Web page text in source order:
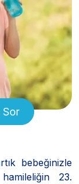
Sor
bebeğinizle
23.